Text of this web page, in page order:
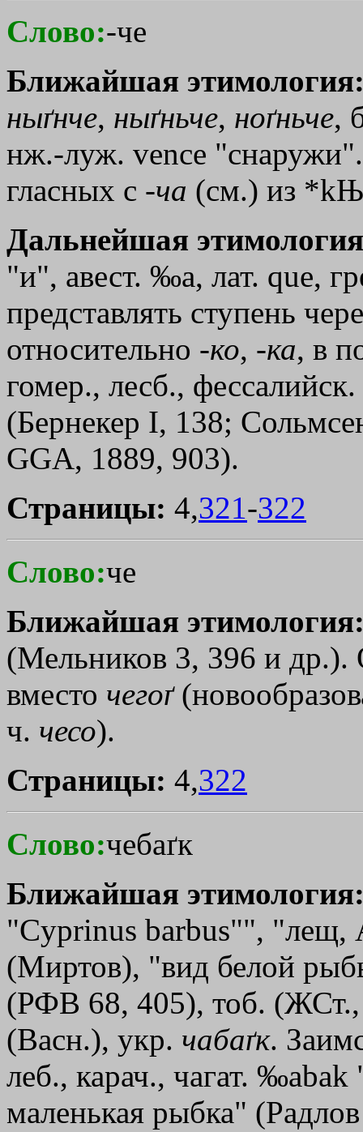
Слово:-че
Ближайшая
ныґнче, ныґньче, ноґньче,
нж.-луж. vеnсе
гласных с -ча (см.) из
Дальнейшая
"и", авест. ‰а, лат. que,
представлять ступень
относительно -ко, -ка, в
гомер., лесб., фессалийск.
(Бернекер I, 138;
GGA, 1889, 903).
Страницы: 4,321-322
Слово:че
Ближайшая
(Мельников 3, 396 и др.).
вместо чегоґ
ч. чесо).
Страницы: 4,322
Слово:чебаґк
Ближайшая
"Cyprinus barbus"", "лещ,
(Миртов), "вид белой
(РФВ 68, 405), тоб. (ЖСт.,
(Васн.), укр. чабаґк.
леб., карач., чагат.
маленькая рыбка"